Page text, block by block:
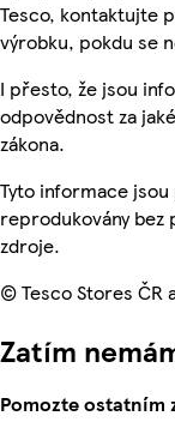
Tesco, kontaktujte
výrobku, pokdu se
I přesto, že jsou
odpovědnost za
zákona.
Tyto informace
reprodukovány bez
zdroje.
© Tesco Stores ČR
Zatím
Pomozte ostatním